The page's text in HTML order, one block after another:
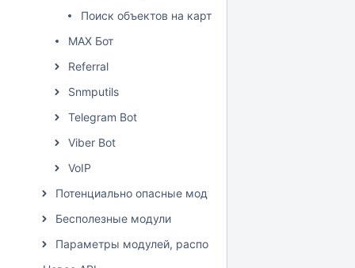
Поиск объектов на карте
MAX Бот
Referral
Snmputils
Telegram Bot
Viber Bot
VoIP
Потенциально опасные модули
Бесполезные модули
Параметры модулей, расположение влияет на